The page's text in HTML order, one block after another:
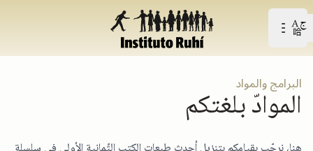
افتح القائمة الرّئيسيّة
Open user menu
البرامج والمواد
الموادّ بلغتكم